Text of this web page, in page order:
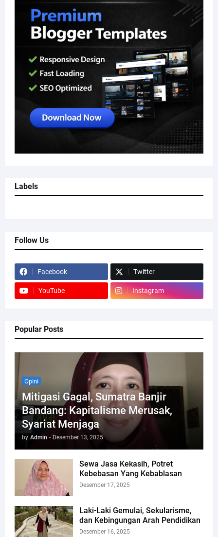
Labels
Follow Us
Facebook Twitter
YouTube Instagram
Popular Posts
Opini
Mitigasi Gagal, Sumatra Banjir
Bandang: Kapitalisme Merusak,
Syariat Menjaga
by Admin - Desember 13, 2025
Sewa Jasa Kekasih, Potret
Kebebasan Yang Kebablasan
Desember 17, 2025
Laki-Laki Gemulai, Sekularisme,
dan Kebingungan Arah Pendidikan
Desember 16, 2025